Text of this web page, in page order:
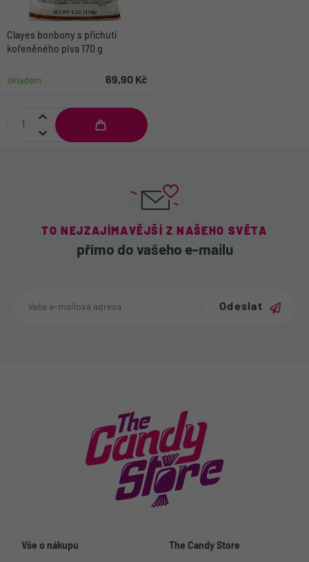
Clayes bonbony s příchutí
kořeněného piva 170 g
skladem 69,90 Kč
TO NEJZAJÍMAVĚJŠÍ Z NAŠEHO SVĚTA
přímo do vašeho e-mailu
Odeslat
Vše o nákupu The Candy Store